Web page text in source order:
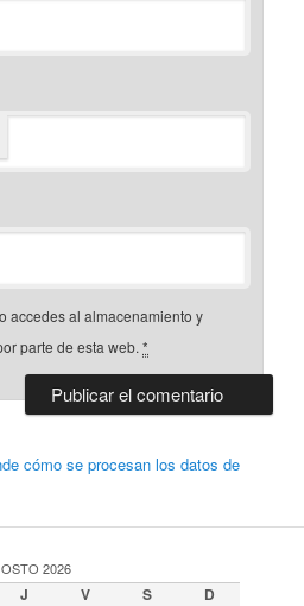
accedes al almacenamiento y
parte de esta web.*
cómo se procesan los datos de
2026
J V S D